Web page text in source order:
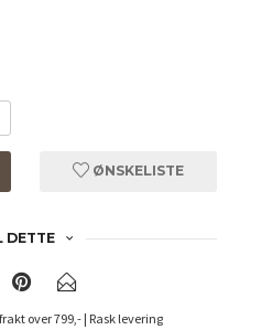
ØNSKELISTE
DETTE
over 799,- | Rask levering